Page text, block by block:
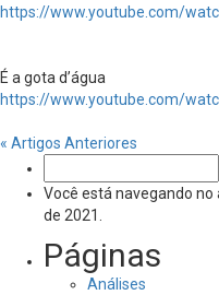
https://www.youtube.com/
É a gota d’água
https://www.youtube.com/
« Artigos Anteriores
por:
Você está navegando no
de 2021.
Páginas
Análises